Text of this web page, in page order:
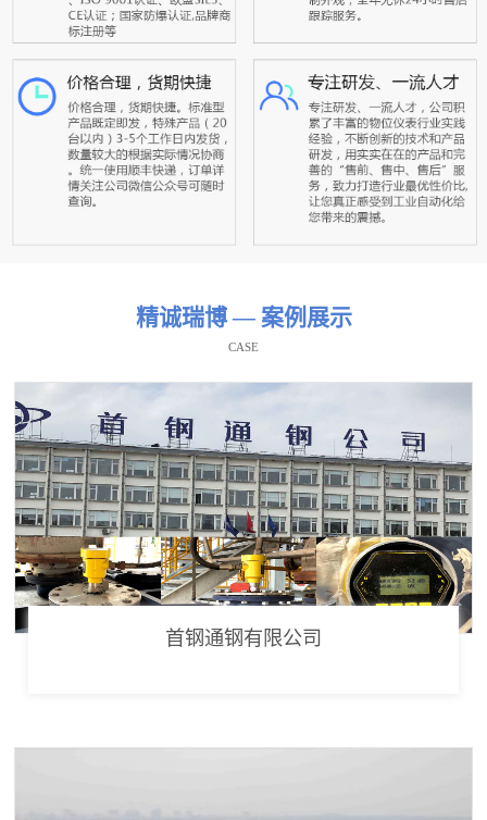
精诚瑞博 — 案例展示
CASE
首钢通钢有限公司